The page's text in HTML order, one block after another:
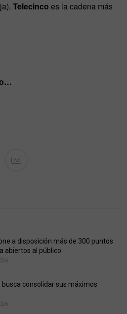
Telecinco es la cadena más
Ad
a disposición más de 300 puntos
abiertos al público
busca consolidar sus máximos